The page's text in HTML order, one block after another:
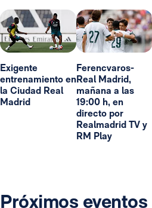
Exigente
entrenamiento en
la Ciudad Real
Madrid
Ferencvaros-
Real Madrid,
mañana a las
19:00 h, en
directo por
Realmadrid TV y
RM Play
Próximos eventos